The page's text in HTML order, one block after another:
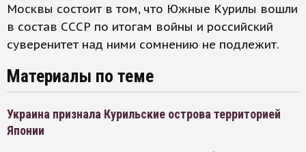
Москвы состоит в том, что Южные Курилы вошли
в состав СССР по итогам войны и российский
суверенитет над ними сомнению не подлежит.
Материалы по теме
Украина признала Курильские острова территорией
Японии